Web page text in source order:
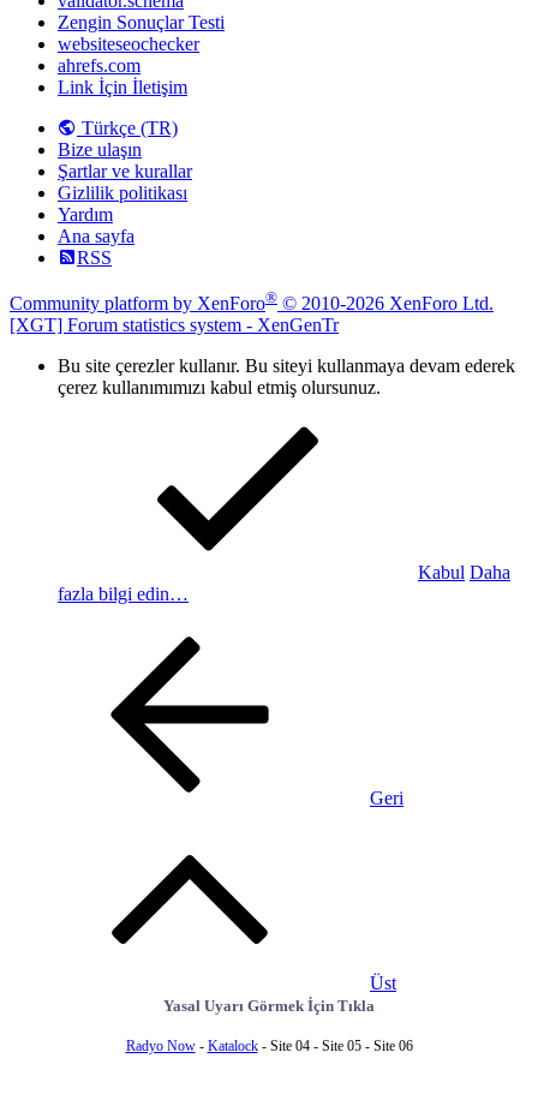
Zengin Sonuçlar Testi
websiteseochecker
ahrefs.com
Link İçin İletişim
Türkçe (TR)
Bize ulaşın
Şartlar ve kurallar
Gizlilik politikası
Yardım
Ana sayfa
RSS
Community platform by XenForo® © 2010-2026 XenForo Ltd.
[XGT] Forum statistics system - XenGenTr
Bu site çerezler kullanır. Bu siteyi kullanmaya devam ederek
çerez kullanımımızı kabul etmiş olursunuz.
Kabul Daha
fazla bilgi edin…
Geri
Üst
Yasal Uyarı Görmek İçin Tıkla
Radyo Now- Katalock- Site 04 - Site 05 - Site 06